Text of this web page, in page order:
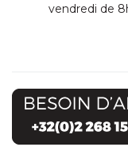
vendredi de